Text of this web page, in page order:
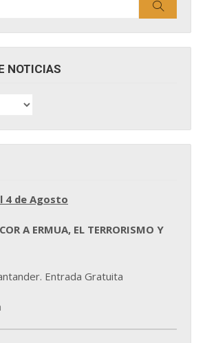
NOTICIAS
4 de Agosto
A ERMUA, EL TERRORISMO Y
Entrada Gratuita